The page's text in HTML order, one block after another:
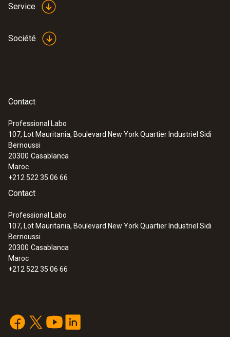
Service
Société
Contact
Professional Labo
107, Lot Mauritania, Boulevard New York Quartier Industriel Sidi
Bernoussi
20300 Casablanca
Maroc
+212 522 35 06 66
Contact
Professional Labo
107, Lot Mauritania, Boulevard New York Quartier Industriel Sidi
Bernoussi
20300 Casablanca
Maroc
+212 522 35 06 66